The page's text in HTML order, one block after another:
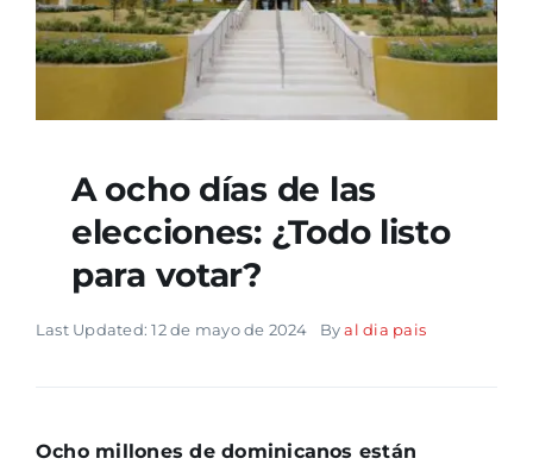
A ocho días de las
elecciones: ¿Todo listo
para votar?
Last Updated: 12 de mayo de 2024 Byal dia pais
Ocho millones de dominicanos están